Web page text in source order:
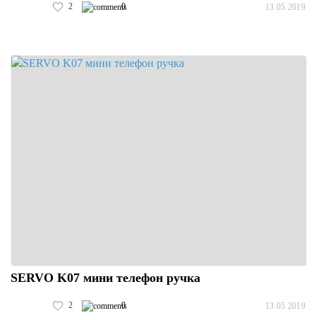
2 0 13.05.2019
SERVO K07 мини телефон ручка
2 0 13.05.2019